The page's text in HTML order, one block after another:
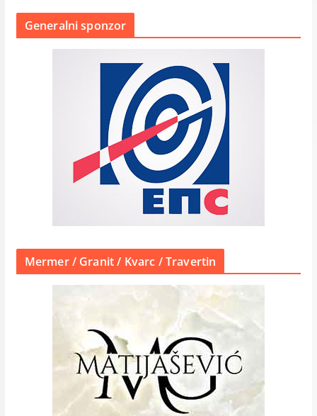
Generalni sponzor
Mermer / Granit / Kvarc / Travertin